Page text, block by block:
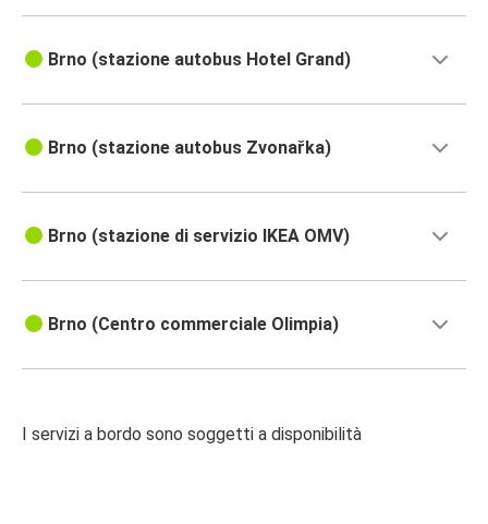
Brno (stazione autobus Hotel Grand)
Brno (stazione autobus Zvonařka)
Brno (stazione di servizio IKEA OMV)
Brno (Centro commerciale Olimpia)
I servizi a bordo sono soggetti a disponibilità